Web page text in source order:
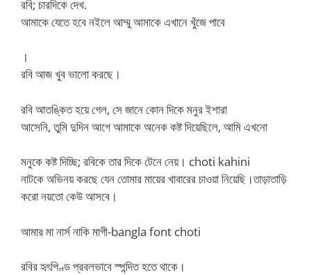
রবি; চারদিকে দেখ.
আমাকে যেতে হবে নইলে আম্মু আমাকে এখানে খুঁজে পাবে
।
রবি আজ খুব ভালো করছে।
রবি আতঙ্কিত হয়ে গেল, সে জানে কোন দিকে মনুর ইশারা
আসেনি, তুমি দুদিন আগে আমাকে অনেক কষ্ট দিয়েছিলে, আমি এখনো
মনুকে কষ্ট দিচ্ছি; রবিকে তার দিকে টেনে নেয়। choti kahini
নাটকে অভিনয় করছে যেন তোমার মায়ের খাবারের চাওয়া নিয়েছি।তাড়াতাড়ি
করো নয়তো কেউ আসবে।
আমার মা নার্স নাকি মাগী-bangla font choti
রবির হৃৎপিণ্ড প্রবলভাবে স্পন্দিত হতে থাকে।